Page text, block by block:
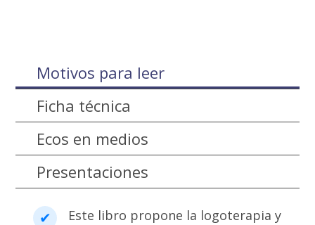
Motivos para leer
Ficha técnica
Ecos en medios
Presentaciones
Este libro propone la logoterapia y